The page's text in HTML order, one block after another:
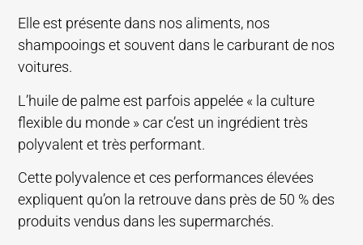
Elle est présente dans nos aliments, nos
shampooings et souvent dans le carburant de nos
voitures.
L’huile de palme est parfois appelée « la culture
flexible du monde » car c’est un ingrédient très
polyvalent et très performant.
Cette polyvalence et ces performances élevées
expliquent qu’on la retrouve dans près de 50 % des
produits vendus dans les supermarchés.